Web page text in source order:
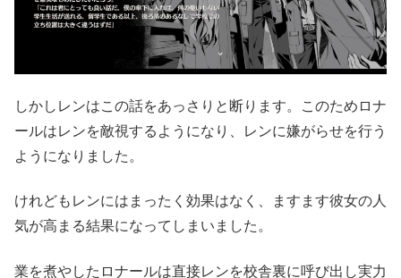
しかしレンはこの話をあっさりと断ります。このためロナ
ールはレンを敵視するようになり、レンに嫌がらせを行う
ようになりました。
けれどもレンにはまったく効果はなく、ますます彼女の人
気が高まる結果になってしまいました。
業を煮やしたロナールは直接レンを校舎裏に呼び出し実力